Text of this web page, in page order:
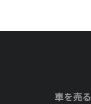
車を売る